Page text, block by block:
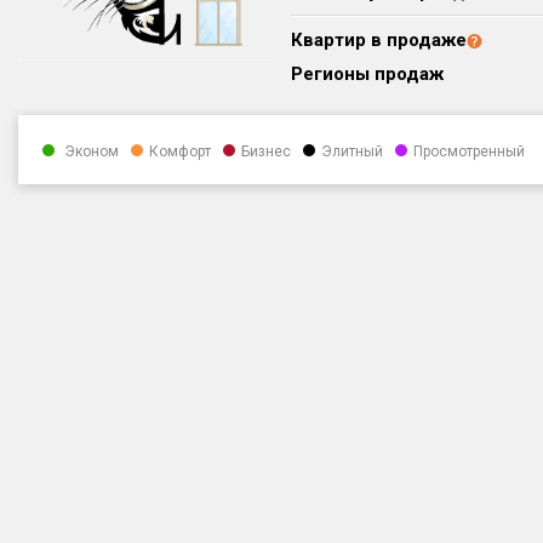
Квартир в продаже
Регионы продаж
Эконом Комфорт Бизнес Элитный Просмотренный